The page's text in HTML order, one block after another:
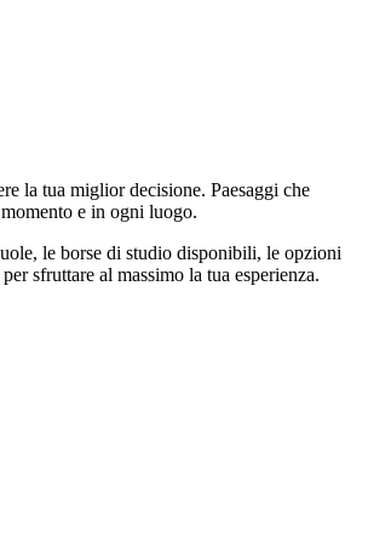
la tua miglior decisione. Paesaggi che
e in ogni luogo.
le borse di studio disponibili, le opzioni
sfruttare al massimo la tua esperienza.